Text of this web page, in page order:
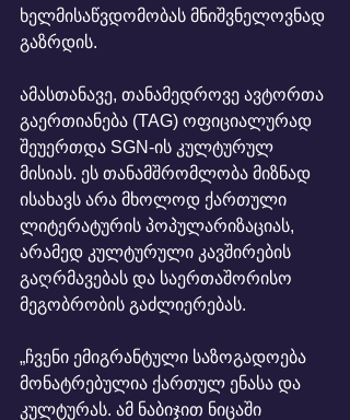
ხელმისაწვდომობას მნიშვნელოვნად
გაზრდის.
ამასთანავე, თანამედროვე ავტორთა
გაერთიანება (TAG) ოფიციალურად
შეუერთდა SGN-ის კულტურულ
მისიას. ეს თანამშრომლობა მიზნად
ისახავს არა მხოლოდ ქართული
ლიტერატურის პოპულარიზაციას,
არამედ კულტურული კავშირების
გაღრმავებას და საერთაშორისო
მეგობრობის გაძლიერებას.
„ჩვენი ემიგრანტული საზოგადოება
მონატრებულია ქართულ ენასა და
კულტურას. ამ ნაბიჯით ნიცაში